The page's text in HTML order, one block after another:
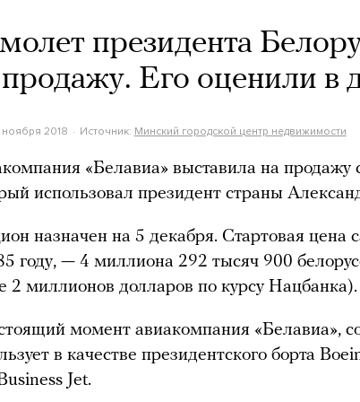
президента
Его оценили в
ноября 2018 Источник: Минский городской центр недвижимости
«Белавиа» выставила на продажу
использовал президент страны
назначен на 5 декабря. Стартовая цена
году, — 4 миллиона 292 тысяч 900
2 миллионов долларов по курсу Нацбанка).
момент авиакомпания «Белавиа»,
в качестве президентского борта
Jet.